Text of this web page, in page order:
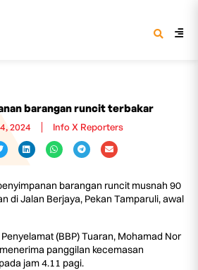
barangan runcit terbakar
2024 Info X Reporters
barangan runcit musnah 90
di Jalan Berjaya, Pekan Tamparuli, awal
(BBP) Tuaran, Mohamad Nor
panggilan kecemasan
jam 4.11 pagi.